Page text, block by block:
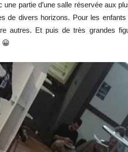
partie d’une salle réservée aux
de divers horizons. Pour les
autres. Et puis de très grandes
😀